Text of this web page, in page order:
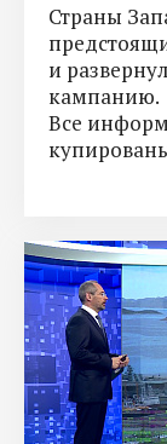
Страны
и
кампанию.
Все